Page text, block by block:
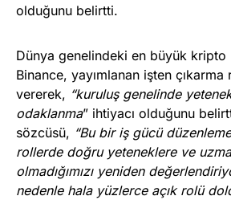
olduğunu belirtti.
Dünya genelindeki en büyük kripto
Binance, yayımlanan işten çıkarma
vererek, “kuruluş genelinde yetenek
odaklanma” ihtiyacı olduğunu
sözcüsü, “Bu bir iş gücü
rollerde doğru yeteneklere ve
olmadığımızı yeniden
nedenle hala yüzlerce açık rolü